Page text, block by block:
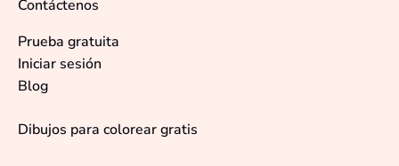
Contáctenos
Prueba gratuita
Iniciar sesión
Blog
Dibujos para colorear gratis